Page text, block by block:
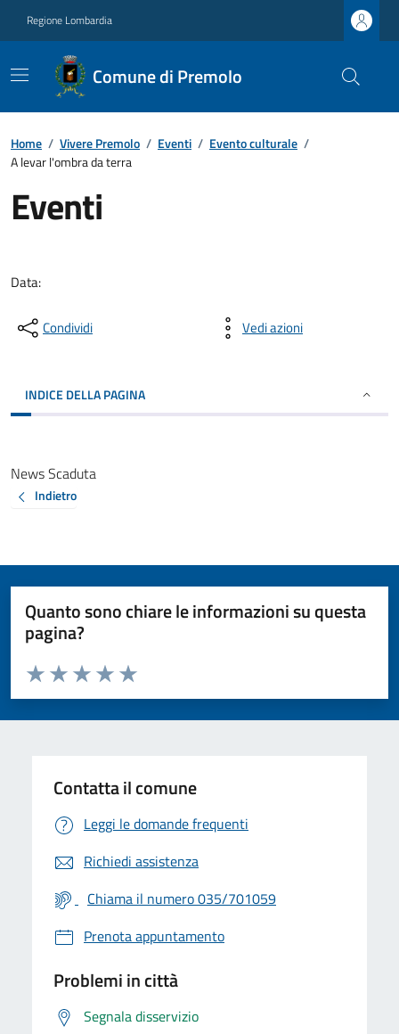
Regione Lombardia
Comune di Premolo
Home / Vivere Premolo / Eventi / Evento culturale /
A levar l'ombra da terra
Eventi
Data:
Condividi Vedi azioni
INDICE DELLA PAGINA
News Scaduta
Indietro
Quanto sono chiare le informazioni su questa
pagina?
Valuta da 1 a 5 stelle la pagina
Valuta 5 stelle su 5
Valuta 4 stelle su 5
Valuta 3 stelle su 5
Valuta 2 stelle su 5
Valuta 1 stelle su 5
Contatta il comune
Leggi le domande frequenti
Richiedi assistenza
Chiama il numero 035/701059
Prenota appuntamento
Problemi in città
Segnala disservizio